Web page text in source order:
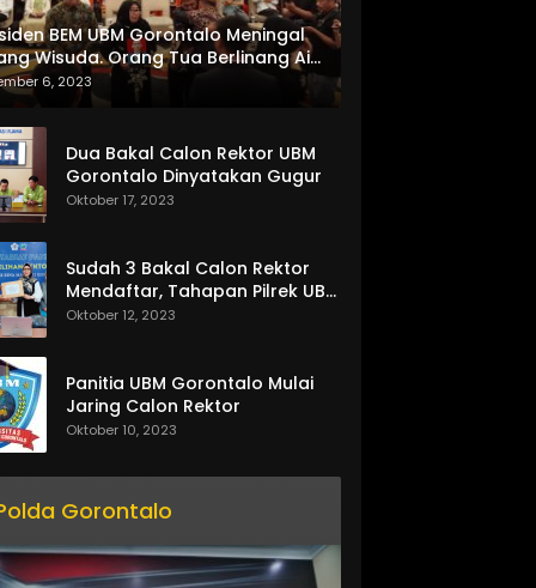
BEM UBM Gorontalo Meningal
Wisuda. Orang Tua Berlinang Air
Menerima SKL dan Pemasangan
6, 2023
Dua Bakal Calon Rektor UBM
Gorontalo Dinyatakan Gugur
Oktober 17, 2023
Sudah 3 Bakal Calon Rektor
Mendaftar, Tahapan Pilrek UBM
Gorontalo Makin Seru
Oktober 12, 2023
Panitia UBM Gorontalo Mulai
Jaring Calon Rektor
Oktober 10, 2023
Gorontalo